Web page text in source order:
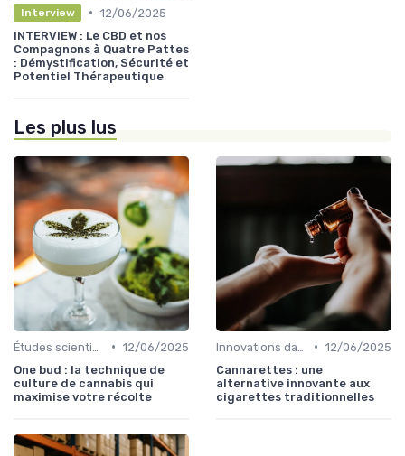
Interview • 12/06/2025
INTERVIEW : Le CBD et nos
Compagnons à Quatre Pattes
: Démystification, Sécurité et
Potentiel Thérapeutique
Les plus lus
• 12/06/2025
One bud : la technique de
culture de cannabis qui
maximise votre récolte
• 12/06/2025
Cannarettes : une
alternative innovante aux
cigarettes traditionnelles